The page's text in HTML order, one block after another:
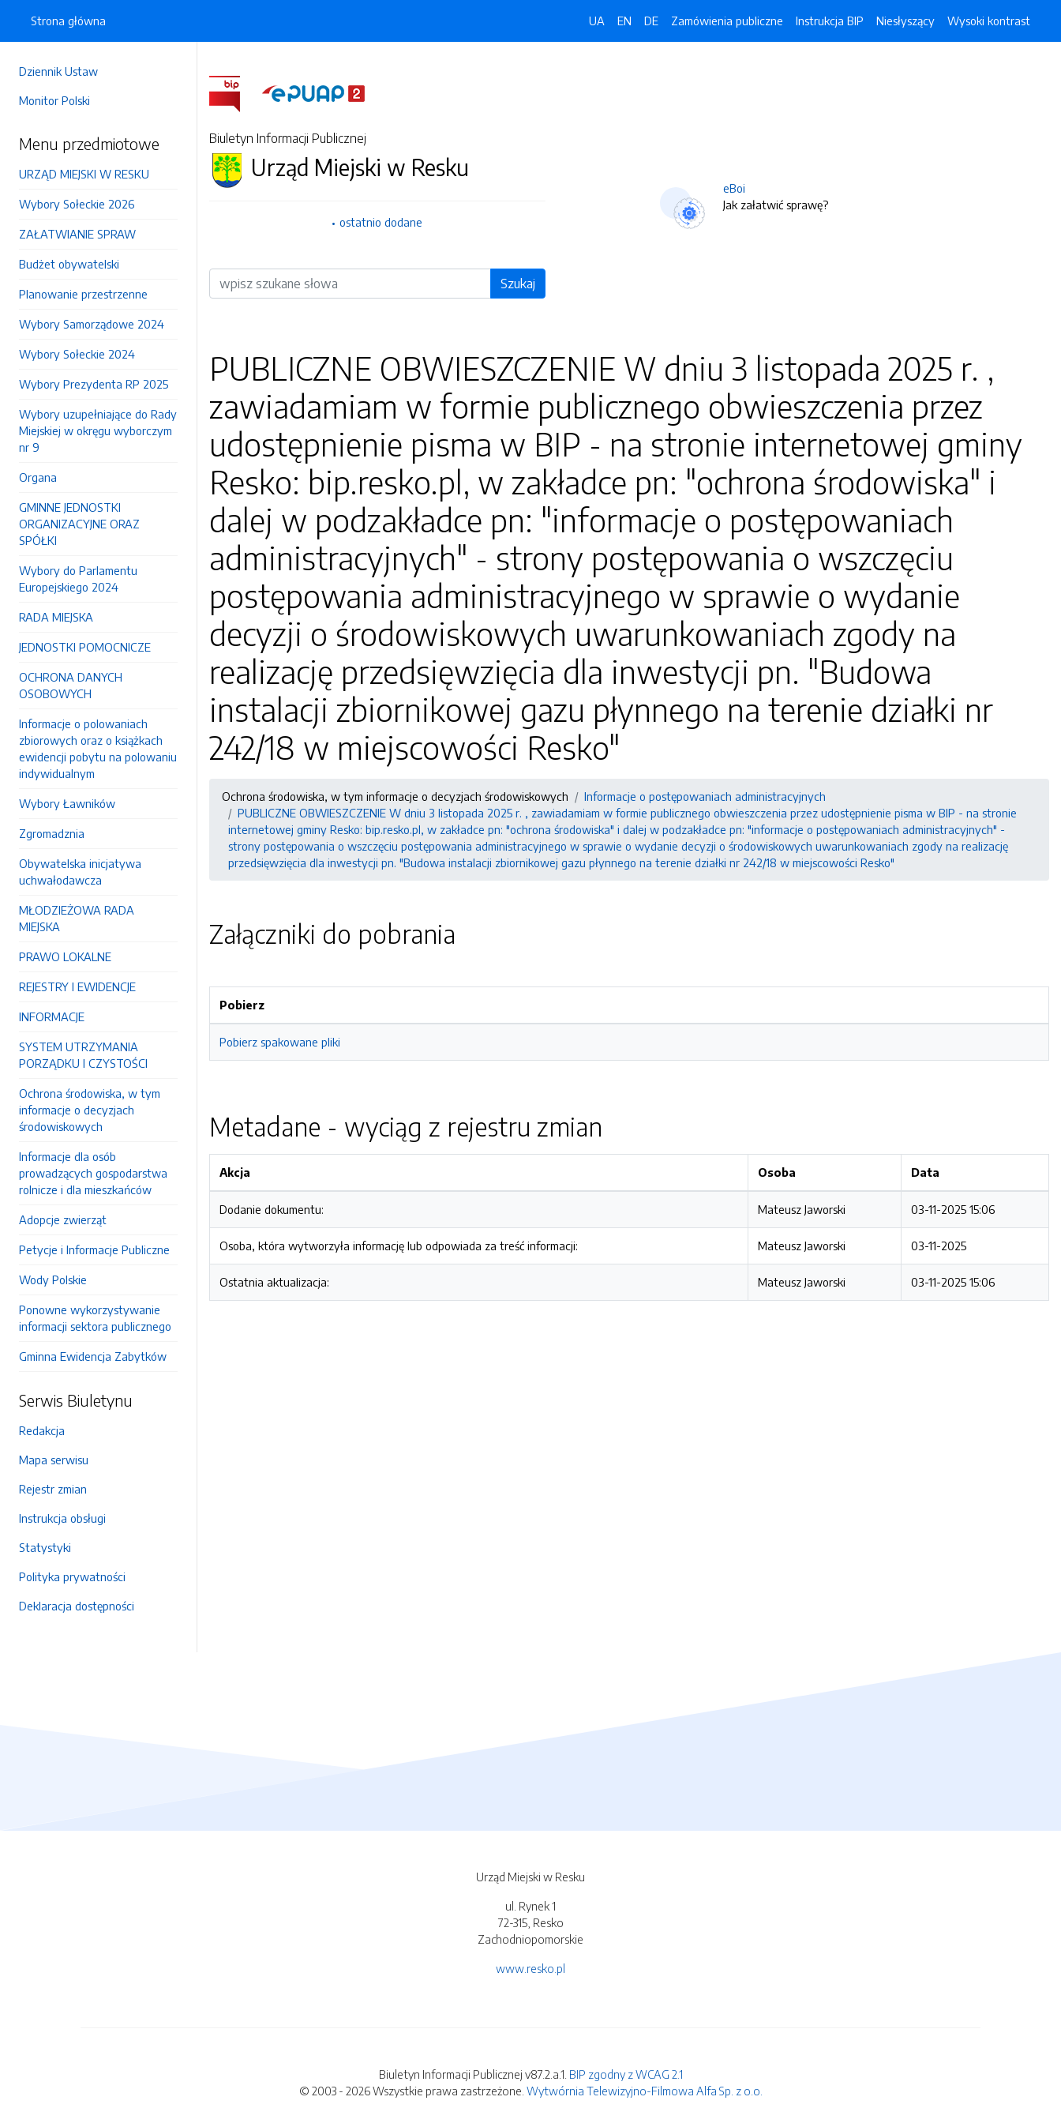
Dziennik Ustaw
Monitor Polski
Menu przedmiotowe
URZĄD MIEJSKI W RESKU
Wybory Sołeckie 2026
ZAŁATWIANIE SPRAW
Budżet obywatelski
Planowanie przestrzenne
Wybory Samorządowe 2024
Wybory Sołeckie 2024
Wybory Prezydenta RP 2025
Wybory uzupełniające do Rady
Miejskiej w okręgu wyborczym
nr 9
Organa
GMINNE JEDNOSTKI
ORGANIZACYJNE ORAZ
SPÓŁKI
Wybory do Parlamentu
Europejskiego 2024
RADA MIEJSKA
JEDNOSTKI POMOCNICZE
OCHRONA DANYCH
OSOBOWYCH
Informacje o polowaniach
zbiorowych oraz o książkach
ewidencji pobytu na polowaniu
indywidualnym
Wybory Ławników
Zgromadznia
Obywatelska inicjatywa
uchwałodawcza
MŁODZIEŻOWA RADA
MIEJSKA
PRAWO LOKALNE
REJESTRY I EWIDENCJE
INFORMACJE
SYSTEM UTRZYMANIA
PORZĄDKU I CZYSTOŚCI
Ochrona środowiska, w tym
informacje o decyzjach
środowiskowych
Informacje dla osób
prowadzących gospodarstwa
rolnicze i dla mieszkańców
Adopcje zwierząt
Petycje i Informacje Publiczne
Wody Polskie
Ponowne wykorzystywanie
informacji sektora publicznego
Gminna Ewidencja Zabytków
Serwis Biuletynu
Redakcja
Mapa serwisu
Rejestr zmian
Instrukcja obsługi
Statystyki
Polityka prywatności
Deklaracja dostępności
Strona główna UA EN DE Zamówienia publiczne Instrukcja BIP Niesłyszący Wysoki kontrast
Biuletyn Informacji Publicznej
Urząd Miejski w Resku
ostatnio dodane
Wyszukiwarka Szukaj
eBoi
Jak załatwić sprawę?
PUBLICZNE OBWIESZCZENIE W dniu 3 listopada 2025 r. ,
zawiadamiam w formie publicznego obwieszczenia przez
udostępnienie pisma w BIP - na stronie internetowej gminy
Resko: bip.resko.pl, w zakładce pn: "ochrona środowiska" i
dalej w podzakładce pn: "informacje o postępowaniach
administracyjnych" - strony postępowania o wszczęciu
postępowania administracyjnego w sprawie o wydanie
decyzji o środowiskowych uwarunkowaniach zgody na
realizację przedsięwzięcia dla inwestycji pn. "Budowa
instalacji zbiornikowej gazu płynnego na terenie działki nr
242/18 w miejscowości Resko"
Ochrona środowiska, w tym informacje o decyzjach środowiskowych
Informacje o postępowaniach administracyjnych
PUBLICZNE OBWIESZCZENIE W dniu 3 listopada 2025 r. , zawiadamiam w formie publicznego obwieszczenia przez udostępnienie pisma w BIP - na stronie
internetowej gminy Resko: bip.resko.pl, w zakładce pn: "ochrona środowiska" i dalej w podzakładce pn: "informacje o postępowaniach administracyjnych" -
strony postępowania o wszczęciu postępowania administracyjnego w sprawie o wydanie decyzji o środowiskowych uwarunkowaniach zgody na realizację
przedsięwzięcia dla inwestycji pn. "Budowa instalacji zbiornikowej gazu płynnego na terenie działki nr 242/18 w miejscowości Resko"
Załączniki do pobrania
Pobierz
Pobierz spakowane pliki
Metadane - wyciąg z rejestru zmian
Akcja Osoba Data
Dodanie dokumentu: Mateusz Jaworski 03-11-2025 15:06
Osoba, która wytworzyła informację lub odpowiada za treść informacji: Mateusz Jaworski 03-11-2025
Ostatnia aktualizacja: Mateusz Jaworski 03-11-2025 15:06
Urząd Miejski w Resku
ul. Rynek 1
72-315, Resko
Zachodniopomorskie
www.resko.pl
Biuletyn Informacji Publicznej v87.2.a.1. BIP zgodny z WCAG 2.1
© 2003 - 2026 Wszystkie prawa zastrzeżone. Wytwórnia Telewizyjno-Filmowa Alfa Sp. z o.o.